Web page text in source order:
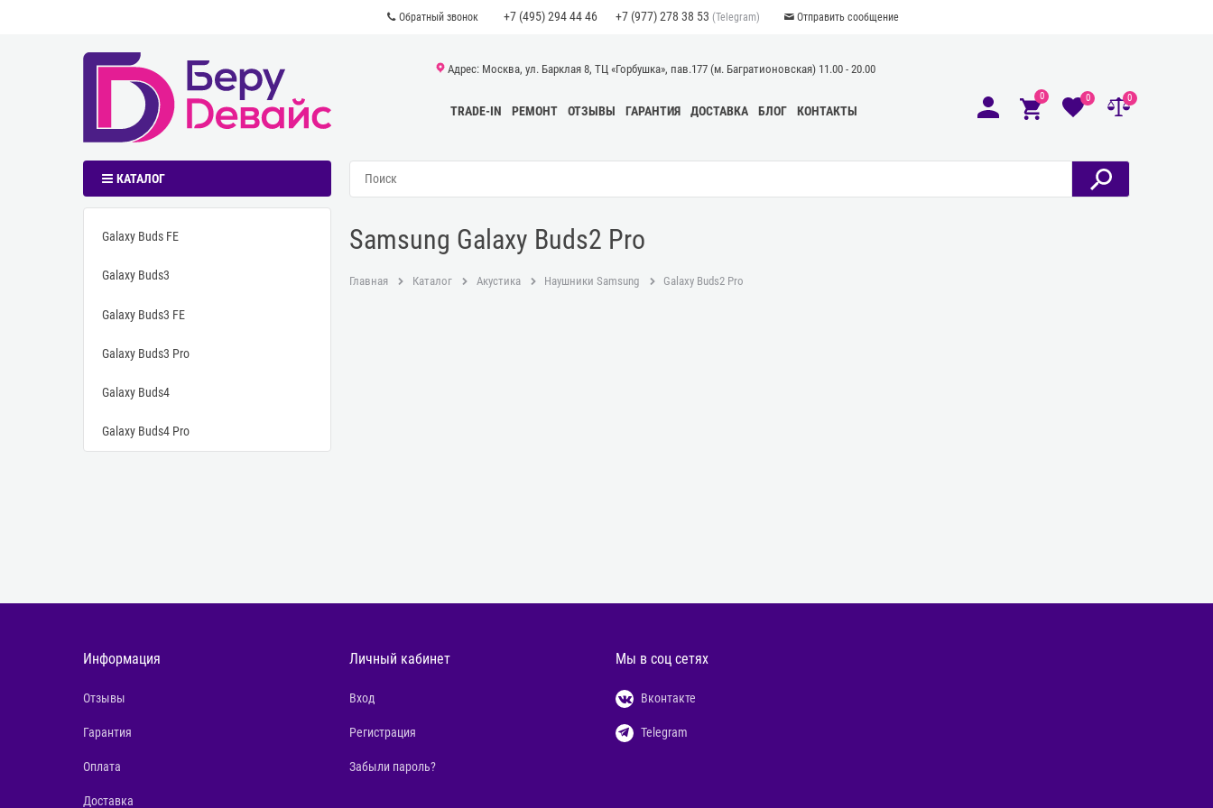
Обратный звонок +7 (495) 294 44 46 +7 (977) 278 38 53 (Telegram) Отправить сообщение
Адрес: Москва, ул. Барклая 8, ТЦ «Горбушка», пав.177 (м. Багратионовская) 11.00 - 20.00
TRADE-IN РЕМОНТ ОТЗЫВЫ ГАРАНТИЯ ДОСТАВКА БЛОГ КОНТАКТЫ
0 0 0
КАТАЛОГ
Galaxy Buds FE
Galaxy Buds3
Galaxy Buds3 FE
Galaxy Buds3 Pro
Galaxy Buds4
Galaxy Buds4 Pro
Samsung Galaxy Buds2 Pro
Главная Каталог Акустика Наушники Samsung Galaxy Buds2 Pro
Информация
Отзывы
Гарантия
Оплата
Доставка
Личный кабинет
Вход
Регистрация
Забыли пароль?
Мы в соц сетях
Вконтакте
Telegram